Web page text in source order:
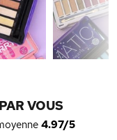
VOUS
4.97/5